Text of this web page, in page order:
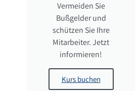
Vermeiden Sie
Bußgelder und
schützen Sie Ihre
Mitarbeiter. Jetzt
informieren!
Kurs buchen